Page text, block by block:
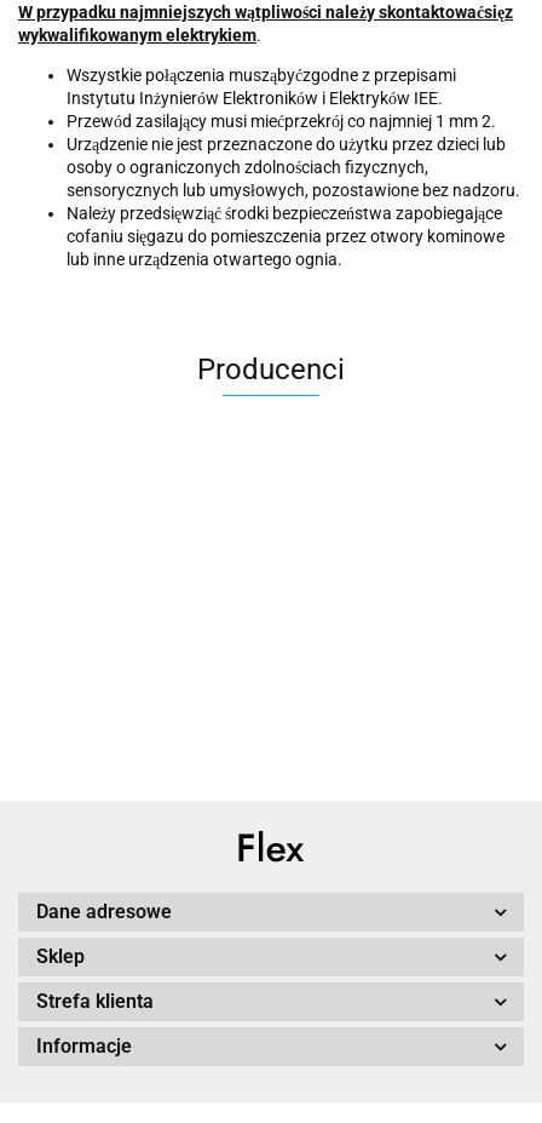
W przypadku najmniejszych wątpliwości należy skontaktowaćsięz
wykwalifikowanym elektrykiem.
Wszystkie połączenia musząbyćzgodne z przepisami
Instytutu Inżynierów Elektroników i Elektryków IEE.
Przewód zasilający musi miećprzekrój co najmniej 1 mm 2.
Urządzenie nie jest przeznaczone do użytku przez dzieci lub
osoby o ograniczonych zdolnościach fizycznych,
sensorycznych lub umysłowych, pozostawione bez nadzoru.
Należy przedsięwziąć środki bezpieczeństwa zapobiegające
cofaniu sięgazu do pomieszczenia przez otwory kominowe
lub inne urządzenia otwartego ognia.
Producenci
Dane adresowe
Sklep
Strefa klienta
Informacje